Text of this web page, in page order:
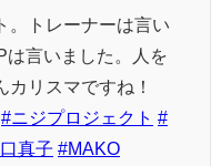
。トレーナーは言い
は言いました。人を
リスマですね！
#ニジプロジェクト #
真子 #MAKO